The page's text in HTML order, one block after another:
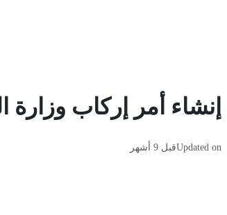
إنشاء أمر إركاب وزارة
Updated onقبل 9 أشهر